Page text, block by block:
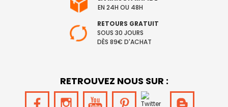
EN 24H OU 48H
RETOURS GRATUIT
SOUS 30 JOURS
DÈS 89€ D'ACHAT
RETROUVEZ NOUS SUR :